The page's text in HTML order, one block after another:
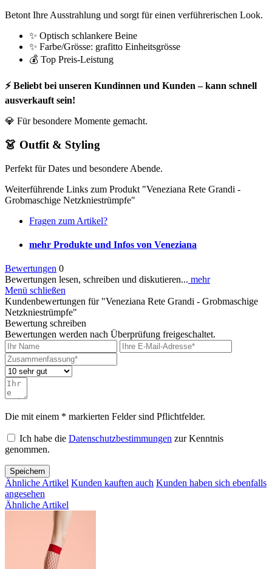
Betont Ihre Ausstrahlung und sorgt für einen verführerischen Look.
✨ Optisch schlankere Beine
✨ Farbe/Grösse: grafitto Einheitsgrösse
💰 Top Preis-Leistung
⚡ Beliebt bei unseren Kundinnen und Kunden – kann schnell
ausverkauft sein!
💎 Für besondere Momente gemacht.
👗 Outfit & Styling
Perfekt für Dates und besondere Abende.
Weiterführende Links zum Produkt "Veneziana Rete Grandi -
Grobmaschige Netzkniestrümpfe"
Fragen zum Artikel?
mehr Produkte und Infos von Veneziana
Bewertungen 0
Bewertungen lesen, schreiben und diskutieren... mehr
Menü schließen
Kundenbewertungen für "Veneziana Rete Grandi - Grobmaschige
Netzkniestrümpfe"
Bewertung schreiben
Bewertungen werden nach Überprüfung freigeschaltet.
Die mit einem * markierten Felder sind Pflichtfelder.
Ich habe die Datenschutzbestimmungen zur Kenntnis
genommen.
Speichern
Ähnliche Artikel Kunden kauften auch Kunden haben sich ebenfalls
angesehen
Ähnliche Artikel